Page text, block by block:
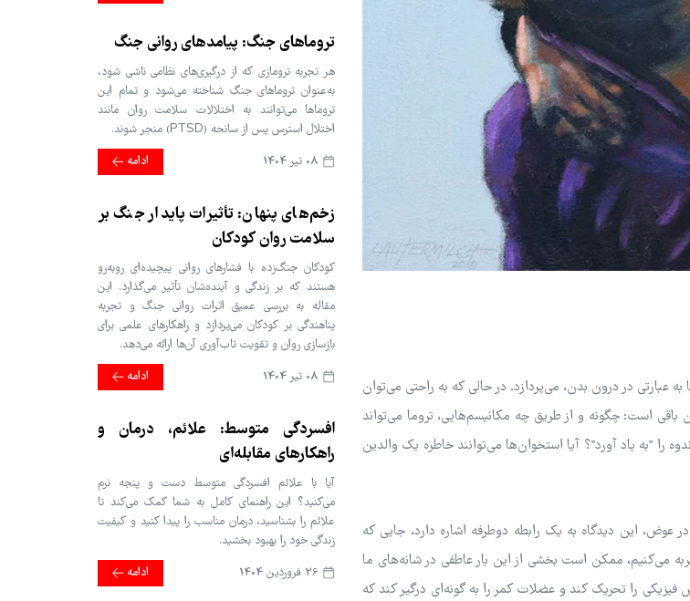
عبارتی در درون بدن، می‌پردازد. در حالی که به راحتی می‌توان
باقی است: چگونه و از طریق چه مکانیسم‌هایی، تروما می‌تواند
را "به یاد آورد"؟ آیا استخوان‌ها می‌توانند خاطره یک والدین
این دیدگاه به یک رابطه دوطرفه اشاره دارد، جایی که
می‌کنیم، ممکن است بخشی از این بار عاطفی در شانه‌های ما
را تحریک کند و عضلات کمر را به گونه‌ای درگیر کند که
تروماهای جنگ: پیامدهای روانی جنگ
هر تجربه ترومازی که از درگیری‌های نظامی ناشی شود،
به‌عنوان تروماهای جنگ شناخته می‌شود و تمام این
تروماها می‌توانند به اختلالات سلامت روان مانند
اختلال استرس پس از سانحه (PTSD) منجر شوند.
ادامه
زخم‌های پنهان: تأثیرات پایدار جنگ بر
سلامت روان کودکان
کودکان جنگ‌زده با فشارهای روانی پیچیده‌ای روبه‌رو
هستند که بر زندگی و آینده‌شان تأثیر می‌گذارد. این
مقاله به بررسی عمیق اثرات روانی جنگ و تجربه
پناهندگی بر کودکان می‌پردازد و راهکارهای علمی برای
بازسازی روان و تقویت تاب‌آوری آن‌ها ارائه می‌دهد.
ادامه
افسردگی متوسط: علائم، درمان و
راهکارهای مقابله‌ای
آیا با علائم افسردگی متوسط دست و پنجه نرم
می‌کنید؟ این راهنمای کامل به شما کمک می‌کند تا
علائم را بشناسید، درمان مناسب را پیدا کنید و کیفیت
زندگی خود را بهبود بخشید.
ادامه